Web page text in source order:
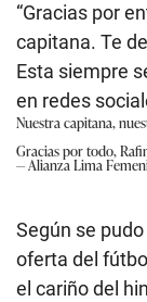
“Gracias por
capitana. Te
Esta siempre
en redes
Nuestra capitana,
Gracias por todo,
— Alianza Lima
Según se
oferta del
el cariño del